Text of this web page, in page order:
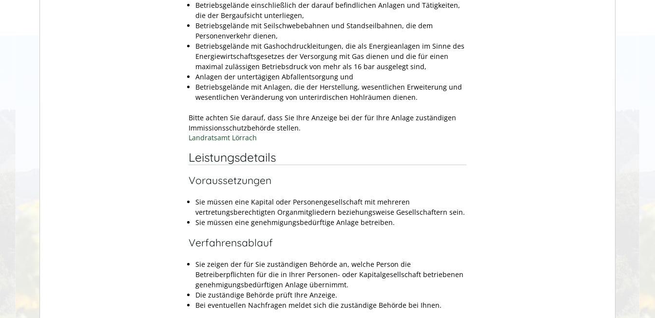
Betriebsgelände einschließlich der darauf befindlichen Anlagen und Tätigkeiten,
die der Bergaufsicht unterliegen,
Betriebsgelände mit Seilschwebebahnen und Standseilbahnen, die dem
Personenverkehr dienen,
Betriebsgelände mit Gashochdruckleitungen, die als Energieanlagen im Sinne des
Energiewirtschaftsgesetzes der Versorgung mit Gas dienen und die für einen
maximal zulässigen Betriebsdruck von mehr als 16 bar ausgelegt sind,
Anlagen der untertägigen Abfallentsorgung und
Betriebsgelände mit Anlagen, die der Herstellung, wesentlichen Erweiterung und
wesentlichen Veränderung von unterirdischen Hohlräumen dienen.
Bitte achten Sie darauf, dass Sie Ihre Anzeige bei der für Ihre Anlage zuständigen
Immissionsschutzbehörde stellen.
Landratsamt Lörrach
Leistungsdetails
Voraussetzungen
Sie müssen eine Kapital oder Personengesellschaft mit mehreren
vertretungsberechtigten Organmitgliedern beziehungsweise Gesellschaftern sein.
Sie müssen eine genehmigungsbedürftige Anlage betreiben.
Verfahrensablauf
Sie zeigen der für Sie zuständigen Behörde an, welche Person die
Betreiberpflichten für die in Ihrer Personen- oder Kapitalgesellschaft betriebenen
genehmigungsbedürftigen Anlage übernimmt.
Die zuständige Behörde prüft Ihre Anzeige.
Bei eventuellen Nachfragen meldet sich die zuständige Behörde bei Ihnen.